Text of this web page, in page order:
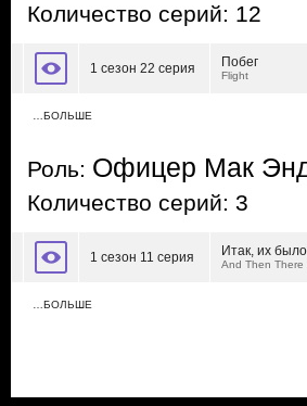
Количество серий: 12
1 сезон 22 серия Побег
Flight
…БОЛЬШЕ
Роль: Офицер Мак
Количество серий: 3
1 сезон 11 серия Итак, их
And Then There
…БОЛЬШЕ